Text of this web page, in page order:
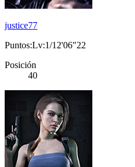
justice77
Puntos:Lv:1/12'06"22
Posición
40